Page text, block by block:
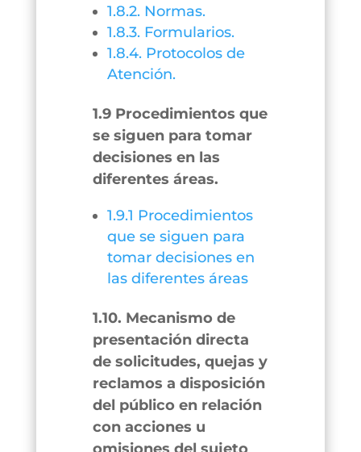
1.8.2. Normas.
1.8.3. Formularios.
1.8.4. Protocolos de
Atención.
1.9 Procedimientos que
se siguen para tomar
decisiones en las
diferentes áreas.
1.9.1 Procedimientos
que se siguen para
tomar decisiones en
las diferentes áreas
1.10. Mecanismo de
presentación directa
de solicitudes, quejas y
reclamos a disposición
del público en relación
con acciones u